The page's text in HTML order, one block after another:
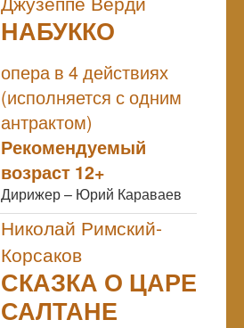
НАБУККО
опера в 4 действиях
(исполняется с одним
антрактом)
Рекомендуемый
возраст 12+
Дирижер – Юрий Караваев
Николай Римский-
Корсаков
СКАЗКА О ЦАРЕ
САЛТАНЕ